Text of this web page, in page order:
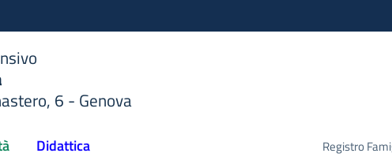
6 - Genova
Didattica Registro